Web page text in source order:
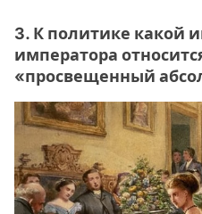
3. К политике какой
императора
«просвещенный